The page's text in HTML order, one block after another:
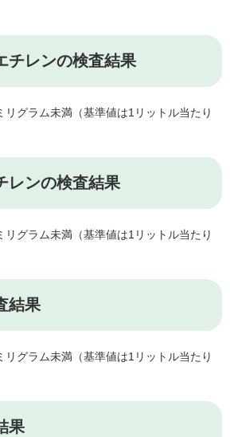
チレンの検査結果
グラム未満（基準値は1リットル当たり
レンの検査結果
グラム未満（基準値は1リットル当たり
結果
グラム未満（基準値は1リットル当たり
果